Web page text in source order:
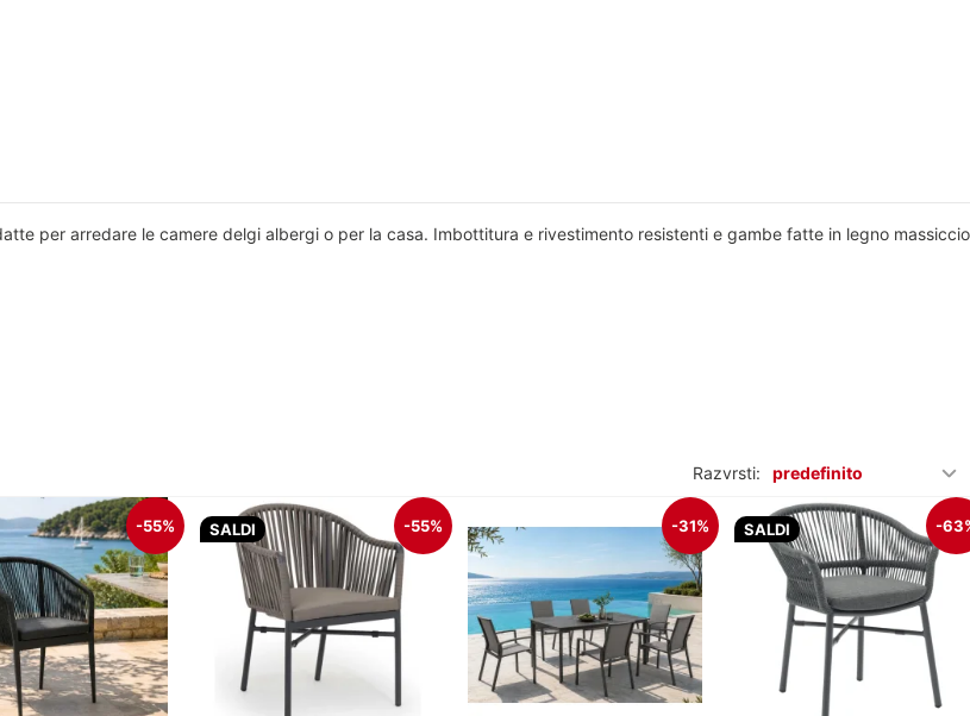
per arredare le camere delgi albergi o per la casa. Imbottitura e rivestimento resistenti e gambe fatte in legno massiccio
Razvrsti: predefinito
-55% SALDI -55% -31% SALDI -